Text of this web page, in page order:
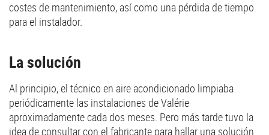
costes de mantenimiento, así como una pérdida de tiempo
para el instalador.
La solución
Al principio, el técnico en aire acondicionado limpiaba
periódicamente las instalaciones de Valérie
aproximadamente cada dos meses. Pero más tarde tuvo la
idea de consultar con el fabricante para hallar una solución